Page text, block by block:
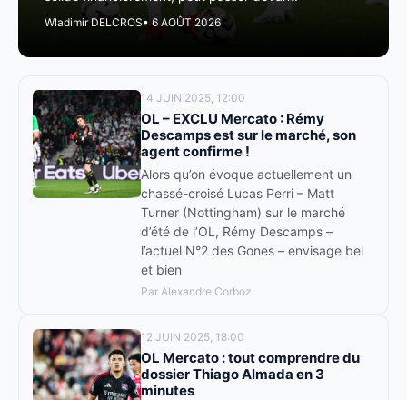
Wladimir DELCROS• 6 AOÛT 2026
14 JUIN 2025, 12:00
OL – EXCLU Mercato : Rémy
Descamps est sur le marché, son
agent confirme !
Alors qu’on évoque actuellement un
chassé-croisé Lucas Perri – Matt
Turner (Nottingham) sur le marché
d’été de l’OL, Rémy Descamps –
l’actuel N°2 des Gones – envisage bel
et bien
Par Alexandre Corboz
12 JUIN 2025, 18:00
OL Mercato : tout comprendre du
dossier Thiago Almada en 3
minutes